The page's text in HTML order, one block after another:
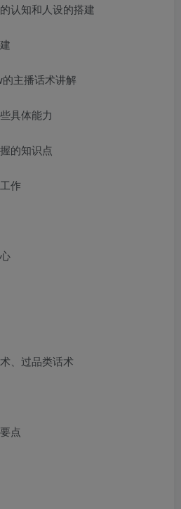
认知和人设的搭建
主播话术讲解
具体能力
的知识点
作
、过品类话术
点